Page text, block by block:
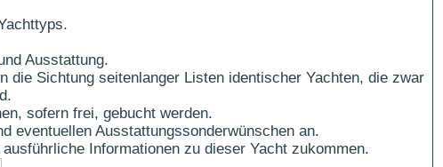
Ausstattung.
die Sichtung seitenlanger Listen identischer Yachten, die zwar
sofern frei, gebucht werden.
eventuellen Ausstattungssonderwünschen an.
Informationen zu dieser Yacht zukommen.